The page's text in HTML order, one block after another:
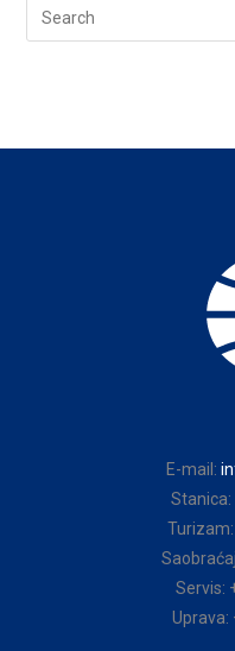
E-mail:
Stanica:
Servis:
Uprava: